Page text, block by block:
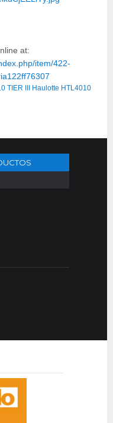
at:
item/422-
TIER III Haulotte HTL4010